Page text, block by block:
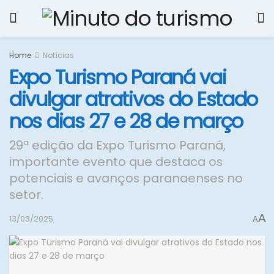
Home Notícias
Expo Turismo Paraná vai
divulgar atrativos do Estado
nos dias 27 e 28 de março
29ª edição da Expo Turismo Paraná,
importante evento que destaca os
potenciais e avanços paranaenses no
setor.
13/03/2025 AA